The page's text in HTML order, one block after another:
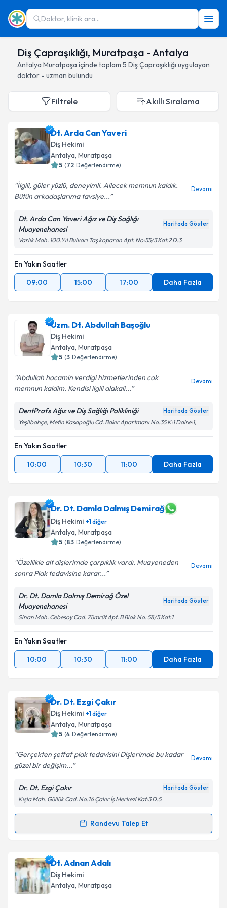
Doktor, klinik ara...
Diş Çapraşıklığı, Muratpaşa - Antalya
Antalya Muratpaşa içinde toplam 5 Diş Çapraşıklığı uygulayan
doktor - uzman bulundu
Filtrele Akıllı Sıralama
Dt. Arda Can Yaveri
Diş Hekimi
Antalya, Muratpaşa
5 (72 Değerlendirme)
İlgili, güler yüzlü, deneyimli. Ailecek memnun kaldık.
Bütün arkadaşlarıma tavsiye...
Devamı
Dt. Arda Can Yaveri Ağız ve Diş Sağlığı
Muayenehanesi
Haritada Göster
Varlık Mah. 100.Yıl Bulvarı Taş koparan Apt. No:55/3 Kat:2 D:3
En Yakın Saatler
09:00
15:00 17:00 Daha Fazla
Uzm. Dt. Abdullah Başoğlu
Diş Hekimi
Antalya, Muratpaşa
5 (3 Değerlendirme)
Abdullah hocamin verdigi hizmetlerinden cok
memnun kaldim. Kendisi ilgili alakali...
Devamı
DentProfs Ağız ve Diş Sağlığı Polikliniği Haritada Göster
Yeşilbahçe, Metin Kasapoğlu Cd. Bakır Apartmanı No:35 K:1 Daire:1,
En Yakın Saatler
10:00
10:30 11:00 Daha Fazla
Dr. Dt. Damla Dalmış Demirağ
Diş Hekimi +1diğer
Antalya, Muratpaşa
5 (83 Değerlendirme)
Özellikle alt dişlerimde çarpıklık vardı. Muayeneden
sonra Plak tedavisine karar...
Devamı
Dr. Dt. Damla Dalmış Demirağ Özel
Muayenehanesi
Haritada Göster
Sinan Mah. Cebesoy Cad. Zümrüt Apt. B Blok No: 58/5 Kat:1
En Yakın Saatler
10:00
10:30 11:00 Daha Fazla
Dr. Dt. Ezgi Çakır
Diş Hekimi +1diğer
Antalya, Muratpaşa
5 (4 Değerlendirme)
Gerçekten şeffaf plak tedavisini Dişlerimde bu kadar
güzel bir değişim...
Devamı
Dr. Dt. Ezgi Çakır Haritada Göster
Kışla Mah. Güllük Cad. No:16 Çakır İş Merkezi Kat:3 D:5
Randevu Talep Et
Randevu Takvimi Talebi
Dr. Dt. Ezgi Çakıriçin randevu takvimi talebi
oluşturun. Size bu uzmandan randevu almanız için bir
takvim hazırlandığında e-posta ile bilgilendireceğiz.
Dt. Adnan Adalı
Diş Hekimi
Antalya, Muratpaşa